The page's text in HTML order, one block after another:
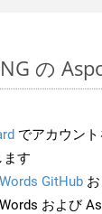
の
でアカウン
ます
GitHub
および